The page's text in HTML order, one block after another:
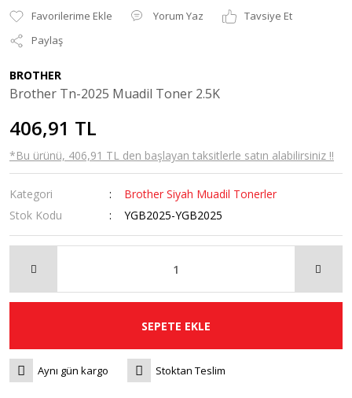
Yorum Yaz
Tavsiye Et
Paylaş
BROTHER
Brother Tn-2025 Muadil Toner 2.5K
406,91 TL
*Bu ürünü, 406,91 TL den başlayan taksitlerle satın alabilirsiniz !!
Kategori
Brother Siyah Muadil Tonerler
Stok Kodu
YGB2025-YGB2025
SEPETE EKLE
Aynı gün kargo Stoktan Teslim